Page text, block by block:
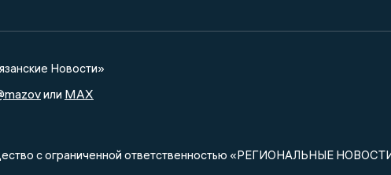
Новости»
или MAX
с ограниченной ответственностью «РЕГИОНАЛЬНЫЕ